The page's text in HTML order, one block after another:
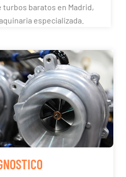
baratos en Madrid,
especializada.